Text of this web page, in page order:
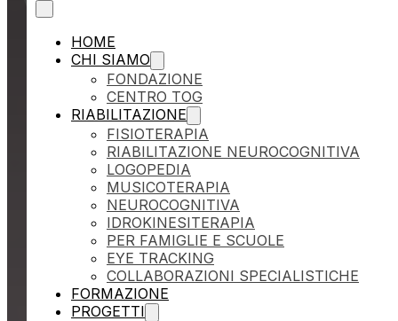
HOME
CHI SIAMO
FONDAZIONE
CENTRO TOG
RIABILITAZIONE
FISIOTERAPIA
RIABILITAZIONE NEUROCOGNITIVA
LOGOPEDIA
MUSICOTERAPIA
NEUROCOGNITIVA
IDROKINESITERAPIA
PER FAMIGLIE E SCUOLE
EYE TRACKING
COLLABORAZIONI SPECIALISTICHE
FORMAZIONE
PROGETTI